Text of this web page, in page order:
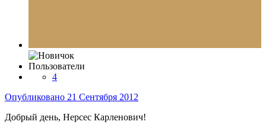
Пользователи
4
Опубликовано 21 Сентября 2012
Добрый день, Нерсес Карленович!